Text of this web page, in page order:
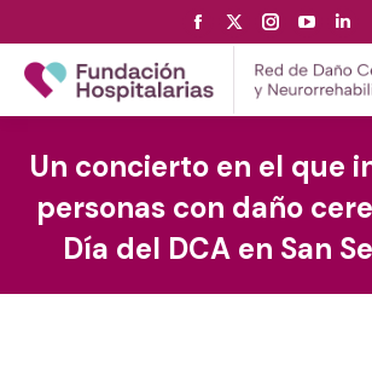
Facebook
page
opens
in
window
page
opens
in
window
Instagram
page
opens
in
window
page
opens
in
in
Un concierto en el que
personas con daño
Día del DCA en San